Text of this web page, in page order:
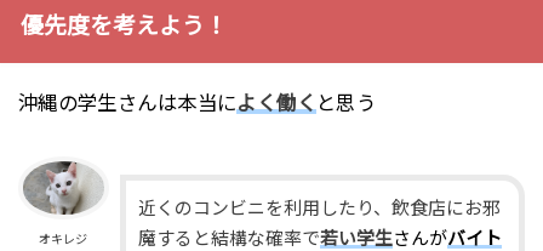
優先度を考えよう！
沖縄の学生さんは本当によく働く と思う
オキレジ
近くのコンビニを利用したり、飲食店にお邪
魔すると結構な確率で若い学生さんがバイト